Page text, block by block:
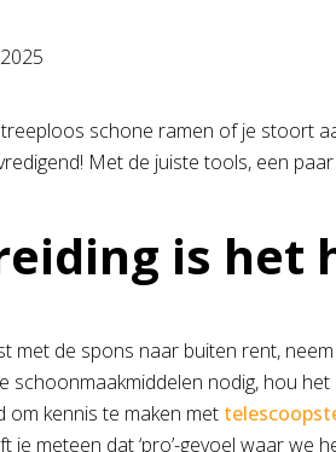
schone ramen of je stoort
Met de juiste tools, een
is het
met de spons naar buiten rent,
schoonmaakmiddelen nodig, hou
om kennis te maken met
je meteen dat ‘pro’-gevoel waar we